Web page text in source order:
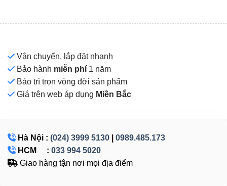
Vận chuyển, lắp đặt nhanh
Bảo hành miễn phí 1 năm
Bảo trì trọn vòng đời sản phẩm
Giá trên web áp dụng Miền Bắc
Hà Nội : (024) 3999 5130
0989.485.173
HCM : 033 994 5020
Giao hàng tận nơi mọi địa điểm